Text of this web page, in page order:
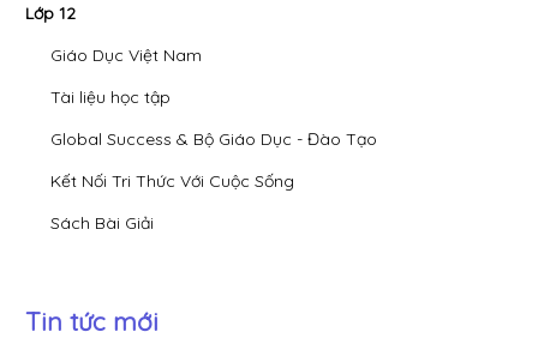
Lớp 12
Giáo Dục Việt Nam
Tài liệu học tập
Global Success & Bộ Giáo Dục - Đào Tạo
Kết Nối Tri Thức Với Cuộc Sống
Sách Bài Giải
Tin tức mới